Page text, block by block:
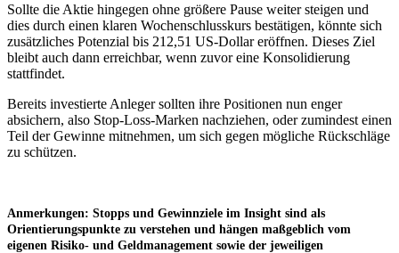
Sollte die Aktie hingegen ohne größere Pause weiter steigen und
dies durch einen klaren Wochenschlusskurs bestätigen, könnte sich
zusätzliches Potenzial bis 212,51 US-Dollar eröffnen. Dieses Ziel
bleibt auch dann erreichbar, wenn zuvor eine Konsolidierung
stattfindet.
Bereits investierte Anleger sollten ihre Positionen nun enger
absichern, also Stop-Loss-Marken nachziehen, oder zumindest einen
Teil der Gewinne mitnehmen, um sich gegen mögliche Rückschläge
zu schützen.
Anmerkungen: Stopps und Gewinnziele im Insight sind als
Orientierungspunkte zu verstehen und hängen maßgeblich vom
eigenen Risiko- und Geldmanagement sowie der jeweiligen